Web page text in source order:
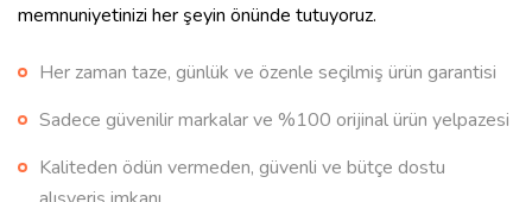
memnuniyetinizi her şeyin önünde tutuyoruz.
Her zaman taze, günlük ve özenle seçilmiş ürün garantisi
Sadece güvenilir markalar ve %100 orijinal ürün yelpazesi
Kaliteden ödün vermeden, güvenli ve bütçe dostu